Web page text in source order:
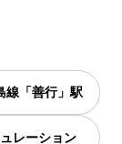
線「善行」駅
レーション